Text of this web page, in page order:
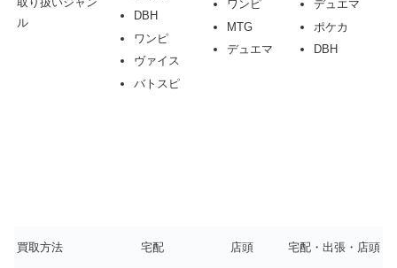
ル
DBH
ワンピ
ヴァイス
バトスピ
ワンピ
MTG
デュエマ
デュエマ
ポケカ
DBH
買取方法 宅配 店頭 宅配・出張・店頭